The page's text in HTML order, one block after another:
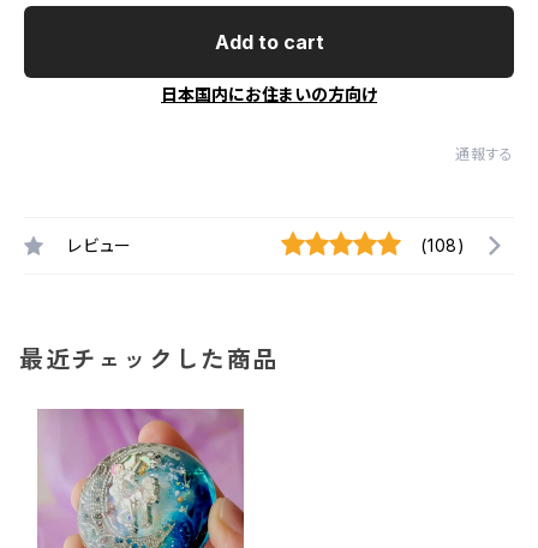
Add to cart
日本国内にお住まいの方向け
通報する
レビュー (108)
最近チェックした商品